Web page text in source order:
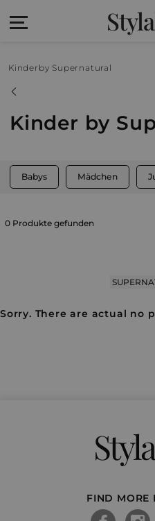
Kinder by Supernatural
Kinder by
Babys Mädchen
0 Produkte gefunden
Sorry. There are actual no
FIND MORE